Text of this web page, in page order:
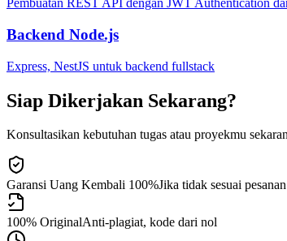
Pembuatan REST API dengan JWT Authentication
Backend Node.js
Express, NestJS untuk backend fullstack
Siap Dikerjakan Sekarang?
Konsultasikan kebutuhan tugas atau proyekmu
Garansi Uang Kembali 100%Jika tidak sesuai pesanan
100% OriginalAnti-plagiat, kode dari nol